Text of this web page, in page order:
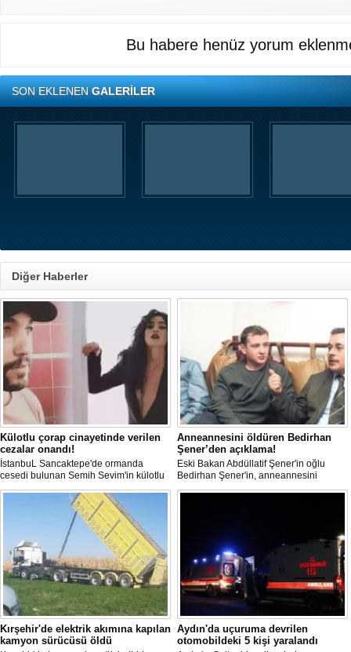
Bu habere henüz yorum
SON EKLENENGALERİLER
Diğer Haberler
Külotlu çorap cinayetinde verilen
cezalar onandı!
İstanbuL Sancaktepe'de ormanda
cesedi bulunan Semih Sevim'in külotlu
çorapla boğularak öldürüldüğü
iddiasına ilişkin sanık Seçil Çiftçi'ye
verilen 'ağırlaştırılmış müebbet' ve
babası hakkındaki 'müebbet' kararı,
istinaf mahkemesi onadı.
Anneannesini öldüren Bedirhan
Şener’den açıklama!
Eski Bakan Abdüllatif Şener'in oğlu
Bedirhan Şener'in, anneannesini
öldürmesine ilişkin davada karar
çekerken, Şener'e verilen ceza belli
Kırşehir'de elektrik akımına kapılan
kamyon sürücüsü öldü
Aydın'da uçuruma devrilen
otomobildeki 5 kişi yaralandı